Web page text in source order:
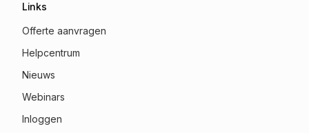
Links
Offerte aanvragen
Helpcentrum
Nieuws
Webinars
Inloggen